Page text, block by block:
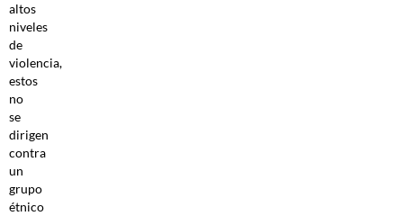
altos
niveles
de
violencia,
estos
no
se
dirigen
contra
un
grupo
étnico